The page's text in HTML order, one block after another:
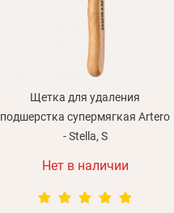
Щетка для удаления
подшерстка супермягкая Artero
- Stella, S
Нет в наличии